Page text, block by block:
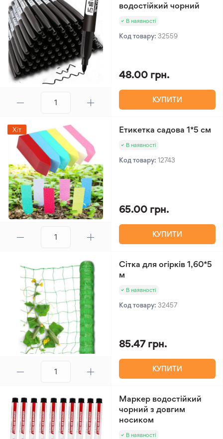
водостійкий чорний
В наявності
Код товару: 32559
48.00 грн.
КУПИТИ
Хіт Етикетка садова 1*5 см
В наявності
Код товару: 12743
65.00 грн.
КУПИТИ
Сітка для огірків 1,60*5
м
В наявності
Код товару: 32457
85.47 грн.
КУПИТИ
Маркер водостійкий
чорний з довгим
носиком
В наявності